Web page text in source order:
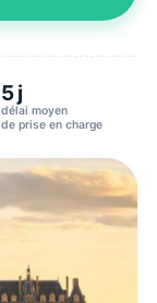
5 j
délai moyen
de prise en charge